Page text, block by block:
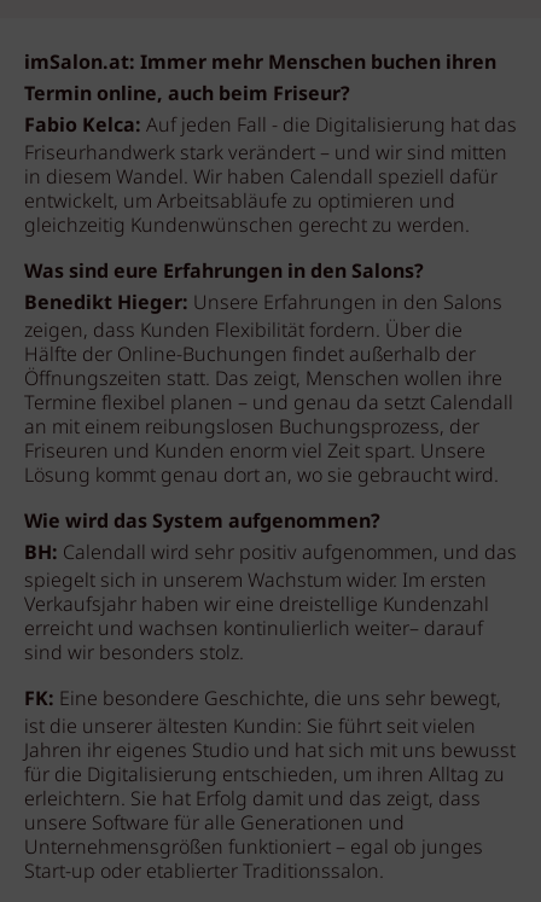
imSalon.at: Immer mehr Menschen buchen ihren
Termin online, auch beim Friseur?
Fabio Kelca: Auf jeden Fall - die Digitalisierung hat das
Friseurhandwerk stark verändert – und wir sind mitten
in diesem Wandel. Wir haben Calendall speziell dafür
entwickelt, um Arbeitsabläufe zu optimieren und
gleichzeitig Kundenwünschen gerecht zu werden.
Was sind eure Erfahrungen in den Salons?
Benedikt Hieger: Unsere Erfahrungen in den Salons
zeigen, dass Kunden Flexibilität fordern. Über die
Hälfte der Online-Buchungen findet außerhalb der
Öffnungszeiten statt. Das zeigt, Menschen wollen ihre
Termine flexibel planen – und genau da setzt Calendall
an mit einem reibungslosen Buchungsprozess, der
Friseuren und Kunden enorm viel Zeit spart. Unsere
Lösung kommt genau dort an, wo sie gebraucht wird.
Wie wird das System aufgenommen?
BH: Calendall wird sehr positiv aufgenommen, und das
spiegelt sich in unserem Wachstum wider. Im ersten
Verkaufsjahr haben wir eine dreistellige Kundenzahl
erreicht und wachsen kontinulierlich weiter– darauf
sind wir besonders stolz.
FK: Eine besondere Geschichte, die uns sehr bewegt,
ist die unserer ältesten Kundin: Sie führt seit vielen
Jahren ihr eigenes Studio und hat sich mit uns bewusst
für die Digitalisierung entschieden, um ihren Alltag zu
erleichtern. Sie hat Erfolg damit und das zeigt, dass
unsere Software für alle Generationen und
Unternehmensgrößen funktioniert – egal ob junges
Start-up oder etablierter Traditionssalon.